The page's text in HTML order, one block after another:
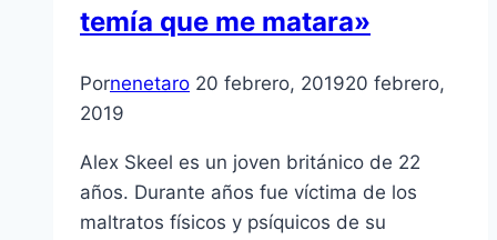
temía que me matara»
Pornenetaro 20 febrero, 201920 febrero,
2019
Alex Skeel es un joven británico de 22
años. Durante años fue víctima de los
maltratos físicos y psíquicos de su